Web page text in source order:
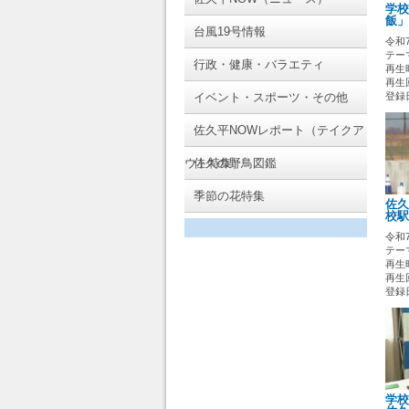
台風19号情報
行政・健康・バラエティ
イベント・スポーツ・その他
佐久平NOWレポート（テイクア
ウト特集）
佐久の野鳥図鑑
季節の花特集
学
飯
令和
テー
再生
再生
登録
佐
校
令和
テー
再生
再生
登録
学